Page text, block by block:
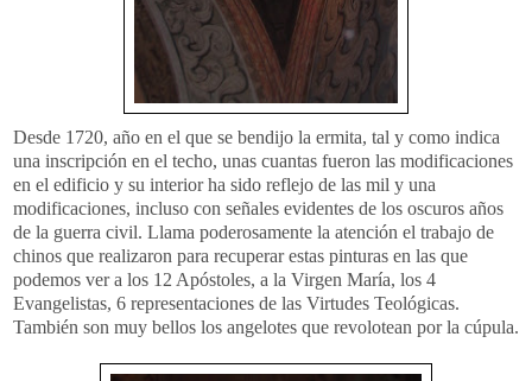
Desde 1720, año en el que se bendijo la ermita, tal y como indica
una inscripción en el techo, unas cuantas fueron las modificaciones
en el edificio y su interior ha sido reflejo de las mil y una
modificaciones, incluso con señales evidentes de los oscuros años
de la guerra civil. Llama poderosamente la atención el trabajo de
chinos que realizaron para recuperar estas pinturas en las que
podemos ver a los 12 Apóstoles, a la Virgen María, los 4
Evangelistas, 6 representaciones de las Virtudes Teológicas.
También son muy bellos los angelotes que revolotean por la cúpula.